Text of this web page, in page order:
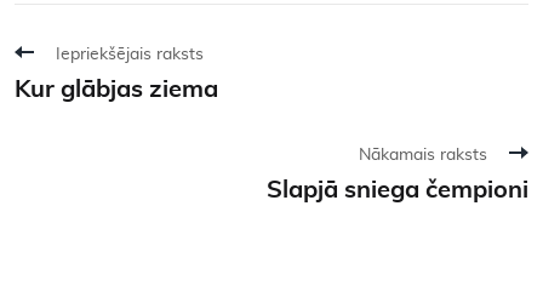
Iepriekšējais raksts
Kur glābjas ziema
Nākamais raksts
Slapjā sniega čempioni